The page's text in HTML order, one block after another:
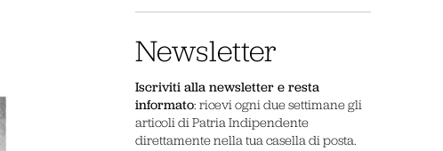
Newsletter
Iscriviti alla newsletter e resta
informato: ricevi ogni due settimane gli
articoli di Patria Indipendente
direttamente nella tua casella di posta.